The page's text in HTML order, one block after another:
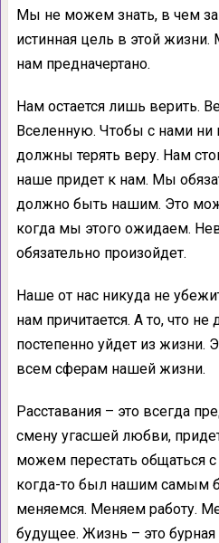
Мы не можем знать, в чем
истинная цель в этой
нам предначертано.
Нам остается лишь верить.
Вселенную. Чтобы с нами ни
должны терять веру. Нам
наше придет к нам. Мы
должно быть нашим. Это
когда мы этого ожидаем.
обязательно произойдет.
Наше от нас никуда не
нам причитается. А то, что
постепенно уйдет из жизни.
всем сферам нашей жизни.
Расставания – это всегда
смену угасшей любви,
можем перестать общаться
когда-то был нашим самым
меняемся. Меняем работу.
будущее. Жизнь – это бурная